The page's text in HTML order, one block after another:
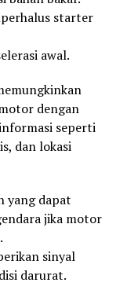
starter
awal.
dengan
seperti
dan lokasi
yang dapat
jika motor
sinyal
darurat.